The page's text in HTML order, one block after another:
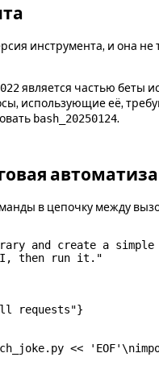
инструмента, и она не
является частью беты
использующие её,
bash_20250124.
в цепочку между
and create a
then run it."
requests"}
<<